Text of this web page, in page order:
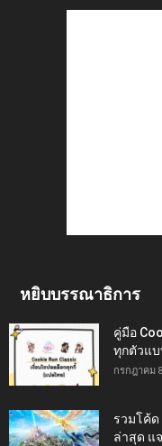
หยิบบรรณาธิการ
คู่มือ
ทุกตัวแ
กรกฎาคม
รวมโค้ด
ล่าสุด แ